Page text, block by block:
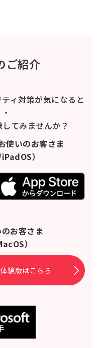
ご紹介
ィ対策が気になると
てみませんか？
使いのお客さま
）
お客さま
）
験版はこちら